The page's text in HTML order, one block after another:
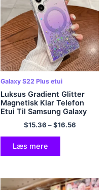
Galaxy S22 Plus etui
Luksus Gradient Glitter
Magnetisk Klar Telefon
Etui Til Samsung Galaxy
S23 S22 Ultra Plus Bumper
Stødsikkert Blødt Cover
Coque
$15.36 –$16.56
Læs mere